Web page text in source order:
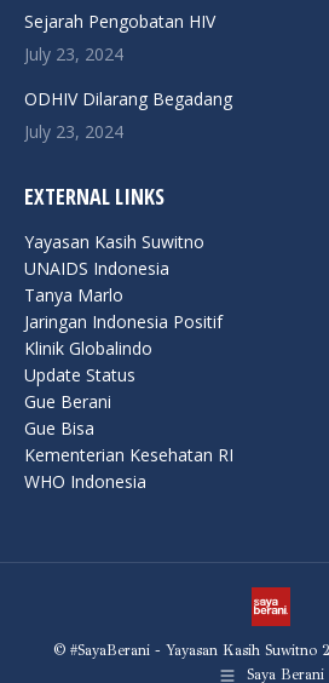
Sejarah Pengobatan HIV
July 23, 2024
ODHIV Dilarang Begadang
July 23, 2024
EXTERNAL LINKS
Yayasan Kasih Suwitno
UNAIDS Indonesia
Tanya Marlo
Jaringan Indonesia Positif
Klinik Globalindo
Update Status
Gue Berani
Gue Bisa
Kementerian Kesehatan RI
WHO Indonesia
© #SayaBerani - Yayasan Kasih Suwitno
Saya Berani